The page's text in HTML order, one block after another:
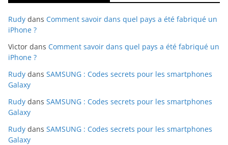
Rudy dans Comment savoir dans quel pays a été fabriqué un
iPhone ?
Victor dans Comment savoir dans quel pays a été fabriqué un
iPhone ?
Rudy dans SAMSUNG : Codes secrets pour les smartphones
Galaxy
Rudy dans SAMSUNG : Codes secrets pour les smartphones
Galaxy
Rudy dans SAMSUNG : Codes secrets pour les smartphones
Galaxy